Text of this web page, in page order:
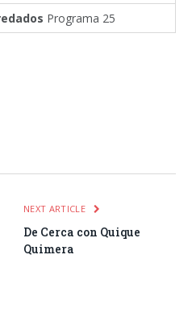
Programa 25
NEXT ARTICLE
De Cerca con Quique
Quimera